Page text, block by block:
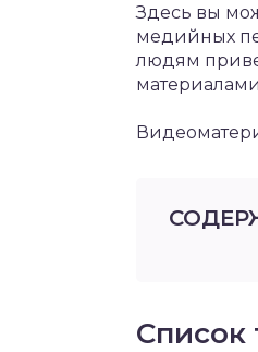
Здесь вы
медийных
людям
Список